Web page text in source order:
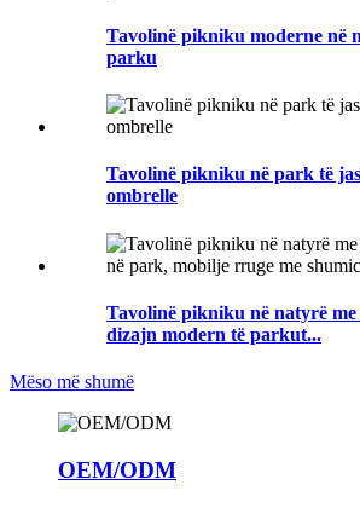
Tavolinë pikniku moderne në
parku
Tavolinë pikniku në park të
ombrelle
Tavolinë pikniku në natyrë me
dizajn modern të parkut...
Mëso më shumë
OEM/ODM